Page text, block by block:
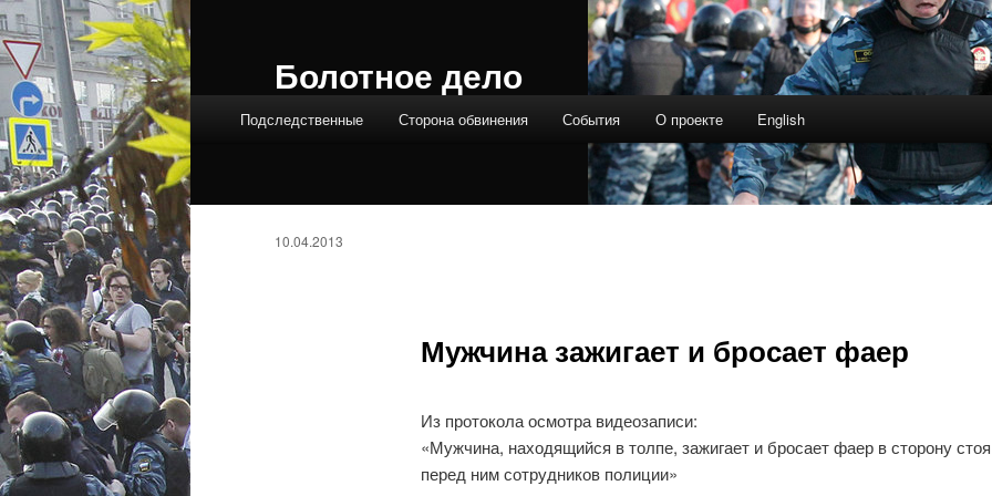
Болотное дело
Подследственные Сторона обвинения События О проекте English
Мужчина зажигает и бросает фаер
10.04.2013
Из протокола осмотра видеозаписи:
«Мужчина, находящийся в толпе, зажигает и бросает фаер в сторону
перед ним сотрудников полиции»